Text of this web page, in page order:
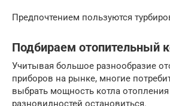
Предпочтением пользуются
Подбираем отопительный
Учитывая большое разнообразие
приборов на рынке, многие
выбрать мощность котла
разновидностей остановиться.